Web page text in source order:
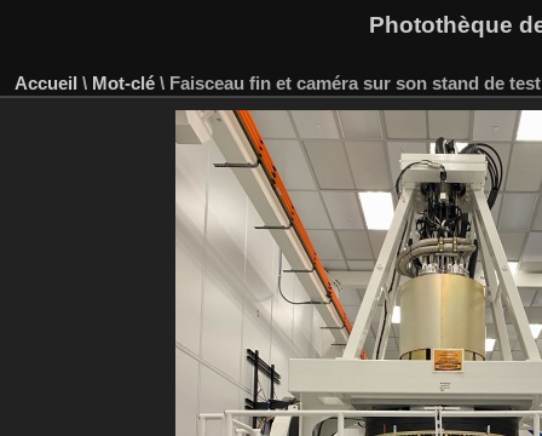
Photothèque
Accueil \ Mot-clé \ Faisceau fin et caméra sur son stand de